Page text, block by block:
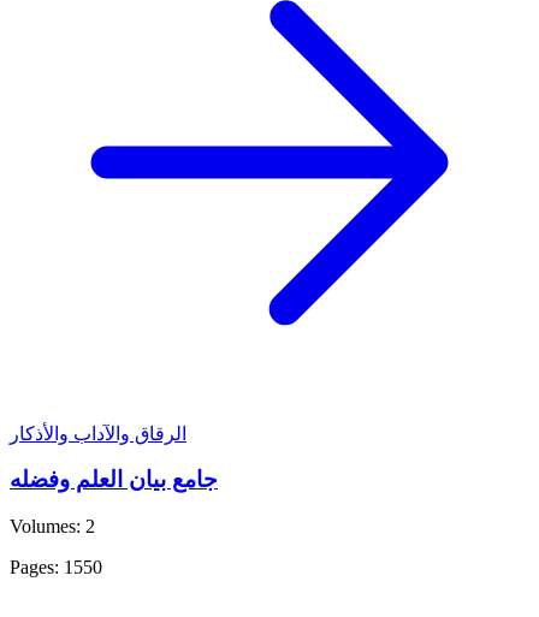
الرقاق والآداب والأذكار
جامع بيان العلم وفضله
Volumes: 2
Pages: 1550